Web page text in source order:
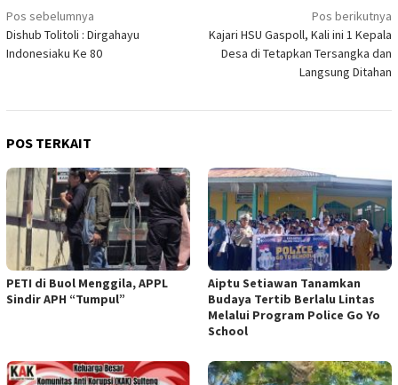
Navigasi
pos
Pos sebelumnya
Dishub Tolitoli : Dirgahayu
Indonesiaku Ke 80
Pos berikutnya
Kajari HSU Gaspoll, Kali ini 1 Kepala
Desa di Tetapkan Tersangka dan
Langsung Ditahan
POS TERKAIT
PETI di Buol Menggila, APPL
Sindir APH “Tumpul”
Aiptu Setiawan Tanamkan
Budaya Tertib Berlalu Lintas
Melalui Program Police Go Yo
School